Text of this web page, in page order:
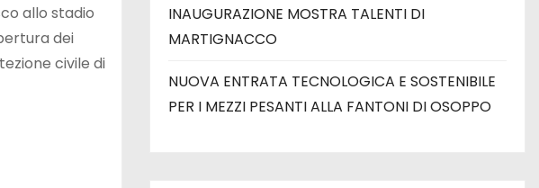
allo stadio
dei
civile di
INAUGURAZIONE MOSTRA TALENTI DI
MARTIGNACCO
NUOVA ENTRATA TECNOLOGICA E SOSTENIBILE
PER I MEZZI PESANTI ALLA FANTONI DI OSOPPO